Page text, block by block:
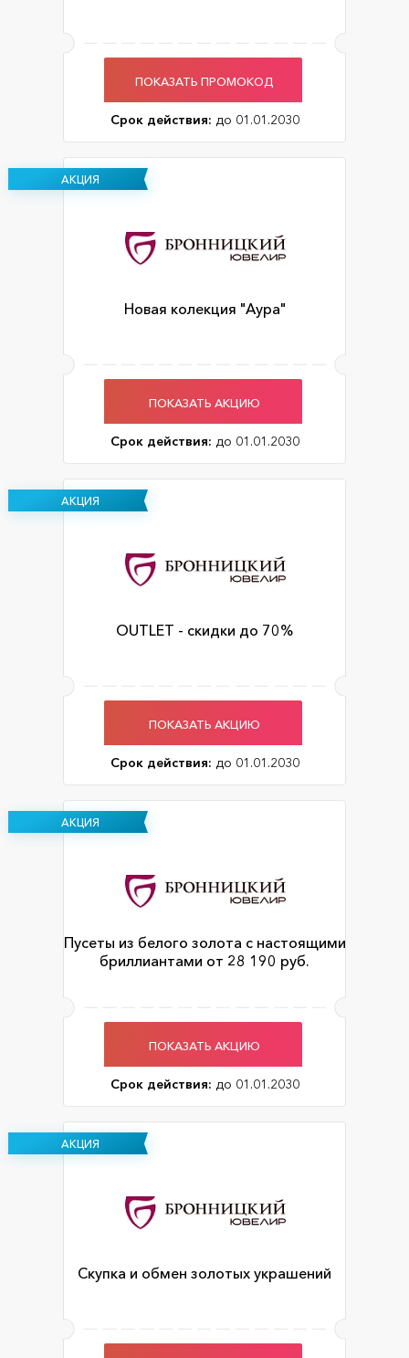
ПОКАЗАТЬ ПРОМОКОД
Срок действия: до 01.01.2030
АКЦИЯ
Новая колекция "Аура"
ПОКАЗАТЬ АКЦИЮ
Срок действия: до 01.01.2030
АКЦИЯ
OUTLET - скидки до 70%
ПОКАЗАТЬ АКЦИЮ
Срок действия: до 01.01.2030
АКЦИЯ
Пусеты из белого золота с настоящими
бриллиантами от 28 190 руб.
ПОКАЗАТЬ АКЦИЮ
Срок действия: до 01.01.2030
АКЦИЯ
Скупка и обмен золотых украшений